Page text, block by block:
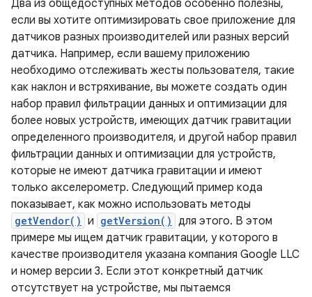
Два из общедоступных методов особенно полезны,
если вы хотите оптимизировать свое приложение для
датчиков разных производителей или разных версий
датчика. Например, если вашему приложению
необходимо отслеживать жесты пользователя, такие
как наклон и встряхивание, вы можете создать один
набор правил фильтрации данных и оптимизации для
более новых устройств, имеющих датчик гравитации
определенного производителя, и другой набор правил
фильтрации данных и оптимизации для устройств,
которые не имеют датчика гравитации и имеют
только акселерометр. Следующий пример кода
показывает, как можно использовать методы
getVendor() и getVersion() для этого. В этом
примере мы ищем датчик гравитации, у которого в
качестве производителя указана компания Google LLC
и номер версии 3. Если этот конкретный датчик
отсутствует на устройстве, мы пытаемся